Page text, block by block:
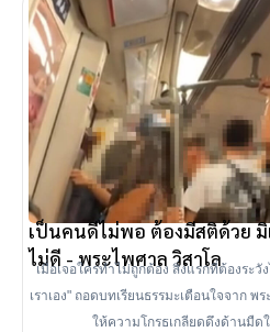
เป็นคนดีไม่พอ ต้องมีสติด้วย
ไม่ดี - พระไพศาล วิสาโล
เมื่อเจอใครทำไม่ถูกต้อง สิ่งแรกที่ต้องระ
เราเอง" ถอดบทเรียนธรรมะเตือนใจจาก พ
ให้ความโกรธเกลียดดึงด้านมืด